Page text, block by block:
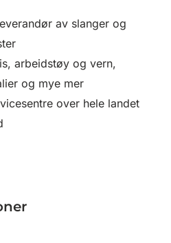
av slanger og
arbeidstøy og vern,
og mye mer
over hele landet